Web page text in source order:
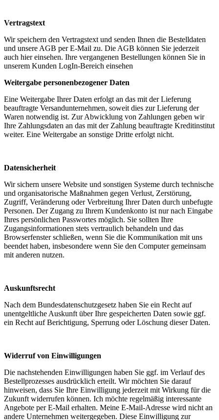
Vertragstext
Wir speichern den Vertragstext und senden Ihnen die Bestelldaten
und unsere AGB per E-Mail zu. Die AGB können Sie jederzeit
auch hier einsehen. Ihre vergangenen Bestellungen können Sie in
unserem Kunden LogIn-Bereich einsehen
Weitergabe personenbezogener Daten
Eine Weitergabe Ihrer Daten erfolgt an das mit der Lieferung
beauftragte Versandunternehmen, soweit dies zur Lieferung der
Waren notwendig ist. Zur Abwicklung von Zahlungen geben wir
Ihre Zahlungsdaten an das mit der Zahlung beauftragte Kreditinstitut
weiter. Eine Weitergabe an sonstige Dritte erfolgt nicht.
Datensicherheit
Wir sichern unsere Website und sonstigen Systeme durch technische
und organisatorische Maßnahmen gegen Verlust, Zerstörung,
Zugriff, Veränderung oder Verbreitung Ihrer Daten durch unbefugte
Personen. Der Zugang zu Ihrem Kundenkonto ist nur nach Eingabe
Ihres persönlichen Passwortes möglich. Sie sollten Ihre
Zugangsinformationen stets vertraulich behandeln und das
Browserfenster schließen, wenn Sie die Kommunikation mit uns
beendet haben, insbesondere wenn Sie den Computer gemeinsam
mit anderen nutzen.
Auskunftsrecht
Nach dem Bundesdatenschutzgesetz haben Sie ein Recht auf
unentgeltliche Auskunft über Ihre gespeicherten Daten sowie ggf.
ein Recht auf Berichtigung, Sperrung oder Löschung dieser Daten.
Widerruf von Einwilligungen
Die nachstehenden Einwilligungen haben Sie ggf. im Verlauf des
Bestellprozesses ausdrücklich erteilt. Wir möchten Sie darauf
hinweisen, dass Sie Ihre Einwilligung jederzeit mit Wirkung für die
Zukunft widerrufen können. Ich möchte regelmäßig interessante
Angebote per E-Mail erhalten. Meine E-Mail-Adresse wird nicht an
andere Unternehmen weitergegeben. Diese Einwilligung zur